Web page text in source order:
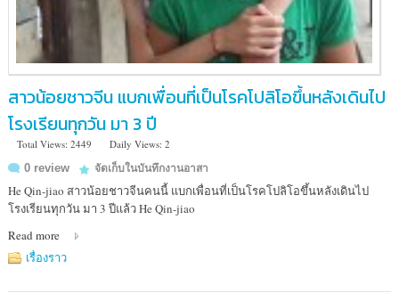
สาวน้อยชาวจีน แบกเพื่อนที่เป็นโรคโปลิโอขึ้นหลังเดินไป
โรงเรียนทุกวัน มา 3 ปี
Total Views: 2449
Daily Views: 2
0 review
จัดเก็บในบันทึกงานอาสา
He Qin-jiao สาวน้อยชาวจีนคนนี้ แบกเพื่อนที่เป็นโรคโปลิโอขึ้นหลังเดินไป
โรงเรียนทุกวัน มา 3 ปีแล้ว He Qin-jiao
Read more
เรื่องราว